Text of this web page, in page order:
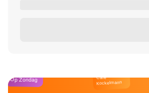
Op Zondag Café
Kockelmann